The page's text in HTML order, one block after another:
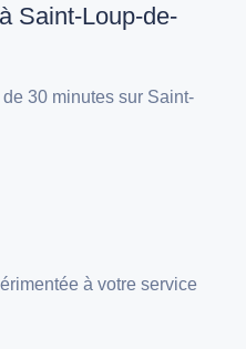
Saint-Loup-de-
30 minutes sur Saint-
à votre service